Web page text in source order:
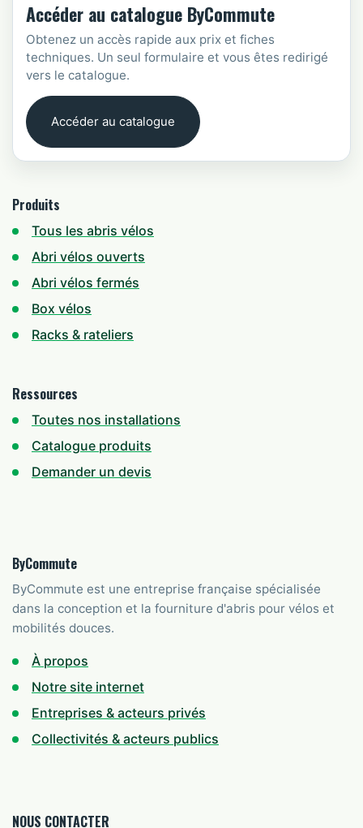
Accéder au catalogue ByCommute
Obtenez un accès rapide aux prix et fiches
techniques. Un seul formulaire et vous êtes redirigé
vers le catalogue.
Accéder au catalogue
Produits
Tous les abris vélos
Abri vélos ouverts
Abri vélos fermés
Box vélos
Racks & rateliers
Ressources
Toutes nos installations
Catalogue produits
Demander un devis
ByCommute
ByCommute est une entreprise française spécialisée
dans la conception et la fourniture d'abris pour vélos et
mobilités douces.
À propos
Notre site internet
Entreprises & acteurs privés
Collectivités & acteurs publics
NOUS CONTACTER